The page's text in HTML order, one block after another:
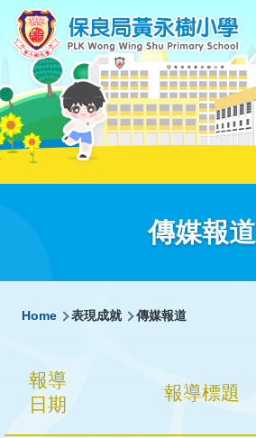
Skip to main content
Main
傳媒報道
Breadcrumb
Home 表現成就 傳媒報道
報導
日期
報導標題